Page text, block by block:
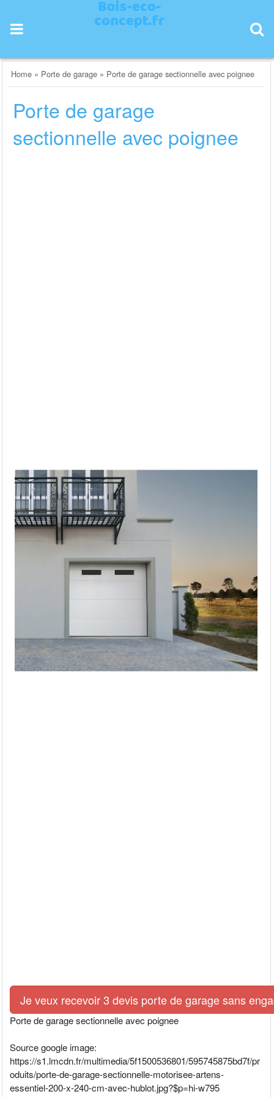
content
Home » Porte de garage » Porte de garage sectionnelle avec poignee
Porte de garage
sectionnelle avec poignee
Je veux recevoir 3 devis porte de garage sans
Porte de garage sectionnelle avec poignee
Source google image:
https://s1.lmcdn.fr/multimedia/5f1500536801/595745875bd7f/pr
oduits/porte-de-garage-sectionnelle-motorisee-artens-
essentiel-200-x-240-cm-avec-hublot.jpg?$p=hi-w795